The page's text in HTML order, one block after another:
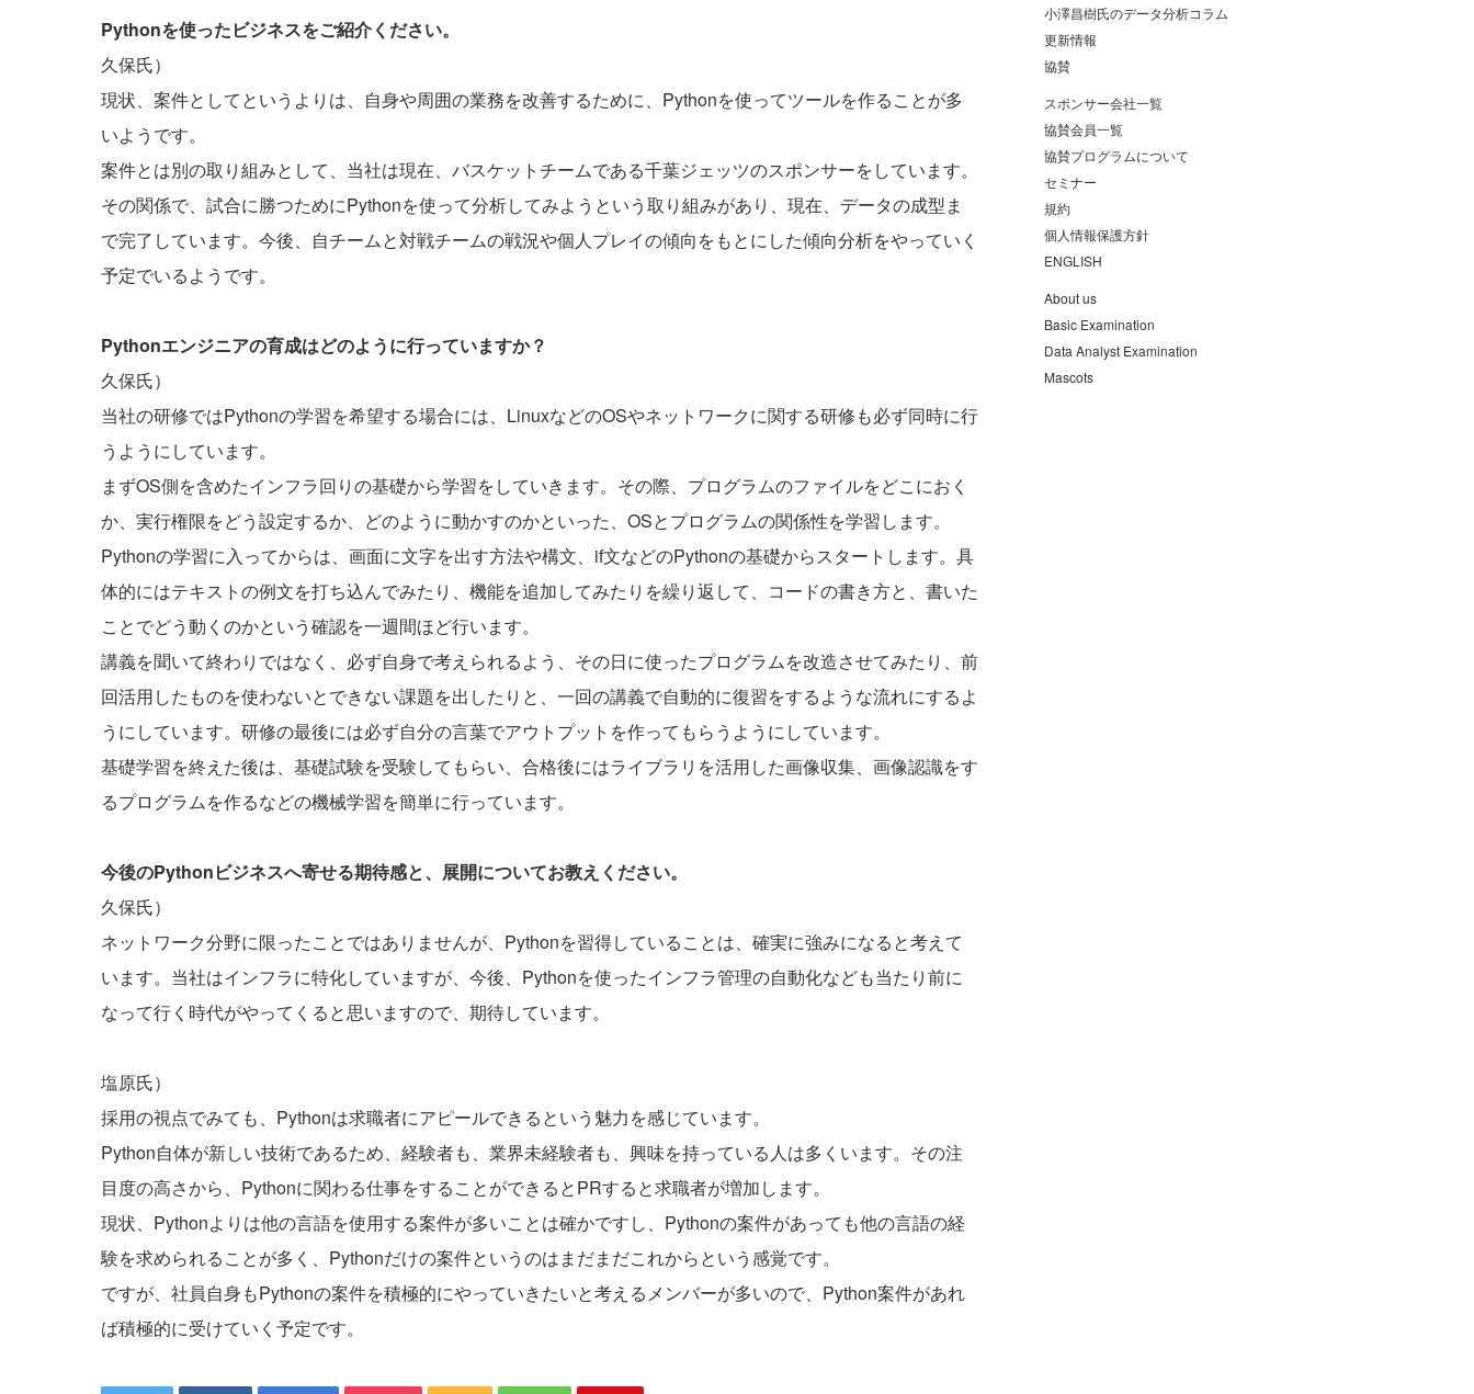
Pythonを使ったビジネスをご紹介ください。
久保氏）
現状、案件としてというよりは、自身や周囲の業務を改善するために、Pythonを使ってツールを作ることが多
いようです。
案件とは別の取り組みとして、当社は現在、バスケットチームである千葉ジェッツのスポンサーをしています。
その関係で、試合に勝つためにPythonを使って分析してみようという取り組みがあり、現在、データの成型ま
で完了しています。今後、自チームと対戦チームの戦況や個人プレイの傾向をもとにした傾向分析をやっていく
予定でいるようです。
Pythonエンジニアの育成はどのように行っていますか？
久保氏）
当社の研修ではPythonの学習を希望する場合には、LinuxなどのOSやネットワークに関する研修も必ず同時に行
うようにしています。
まずOS側を含めたインフラ回りの基礎から学習をしていきます。その際、プログラムのファイルをどこにおく
か、実行権限をどう設定するか、どのように動かすのかといった、OSとプログラムの関係性を学習します。
Pythonの学習に入ってからは、画面に文字を出す方法や構文、if文などのPythonの基礎からスタートします。具
体的にはテキストの例文を打ち込んでみたり、機能を追加してみたりを繰り返して、コードの書き方と、書いた
ことでどう動くのかという確認を一週間ほど行います。
講義を聞いて終わりではなく、必ず自身で考えられるよう、その日に使ったプログラムを改造させてみたり、前
回活用したものを使わないとできない課題を出したりと、一回の講義で自動的に復習をするような流れにするよ
うにしています。研修の最後には必ず自分の言葉でアウトプットを作ってもらうようにしています。
基礎学習を終えた後は、基礎試験を受験してもらい、合格後にはライブラリを活用した画像収集、画像認識をす
るプログラムを作るなどの機械学習を簡単に行っています。
今後のPythonビジネスへ寄せる期待感と、展開についてお教えください。
久保氏）
ネットワーク分野に限ったことではありませんが、Pythonを習得していることは、確実に強みになると考えて
います。当社はインフラに特化していますが、今後、Pythonを使ったインフラ管理の自動化なども当たり前に
なって行く時代がやってくると思いますので、期待しています。
塩原氏）
採用の視点でみても、Pythonは求職者にアピールできるという魅力を感じています。
Python自体が新しい技術であるため、経験者も、業界未経験者も、興味を持っている人は多くいます。その注
目度の高さから、Pythonに関わる仕事をすることができるとPRすると求職者が増加します。
現状、Pythonよりは他の言語を使用する案件が多いことは確かですし、Pythonの案件があっても他の言語の経
験を求められることが多く、Pythonだけの案件というのはまだまだこれからという感覚です。
ですが、社員自身もPythonの案件を積極的にやっていきたいと考えるメンバーが多いので、Python案件があれ
ば積極的に受けていく予定です。
小澤昌樹氏のデータ分析コラム
更新情報
協賛
スポンサー会社一覧
協賛会員一覧
協賛プログラムについて
セミナー
規約
個人情報保護方針
ENGLISH
About us
Basic Examination
Data Analyst Examination
Mascots